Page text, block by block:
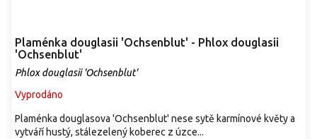
Plaménka douglasii 'Ochsenblut' - Phlox douglasii
'Ochsenblut'
Phlox douglasii 'Ochsenblut'
Vyprodáno
Plaménka douglasova 'Ochsenblut' nese sytě karmínové květy a
vytváří hustý, stálezelený koberec z úzce...